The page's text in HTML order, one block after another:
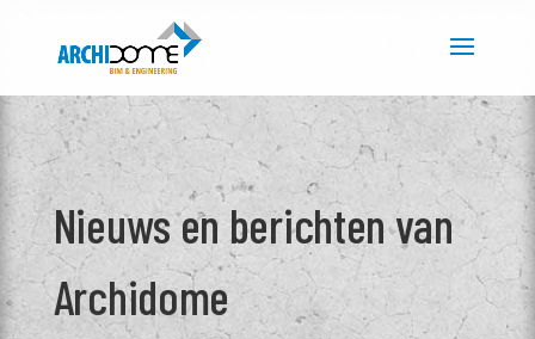
Nieuws en berichten van
Archidome